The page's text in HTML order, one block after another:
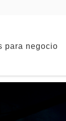
para negocio